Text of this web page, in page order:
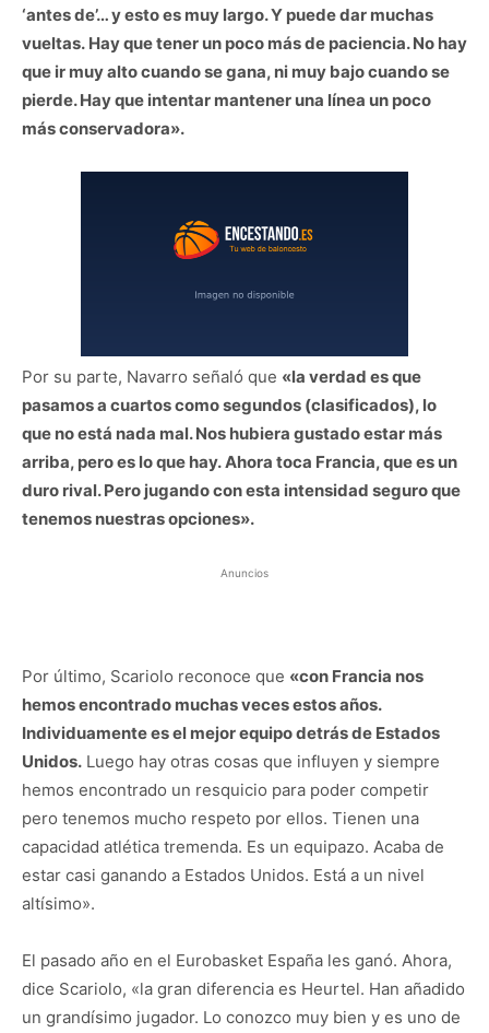
‘antes de’… y esto es muy largo. Y puede dar muchas
vueltas. Hay que tener un poco más de paciencia. No hay
que ir muy alto cuando se gana, ni muy bajo cuando se
pierde. Hay que intentar mantener una línea un poco
más conservadora».
Por su parte, Navarro señaló que «la verdad es que
pasamos a cuartos como segundos (clasificados), lo
que no está nada mal. Nos hubiera gustado estar más
arriba, pero es lo que hay.Ahora toca Francia, que es un
duro rival. Pero jugando con esta intensidad seguro que
tenemos nuestras opciones».
Anuncios
Por último, Scariolo reconoce que «con Francia nos
hemos encontrado muchas veces estos años.
Individuamente es el mejor equipo detrás de Estados
Unidos. Luego hay otras cosas que influyen y siempre
hemos encontrado un resquicio para poder competir
pero tenemos mucho respeto por ellos. Tienen una
capacidad atlética tremenda. Es un equipazo. Acaba de
estar casi ganando a Estados Unidos. Está a un nivel
altísimo».
El pasado año en el Eurobasket España les ganó. Ahora,
dice Scariolo, «la gran diferencia es Heurtel. Han añadido
un grandísimo jugador. Lo conozco muy bien y es uno de